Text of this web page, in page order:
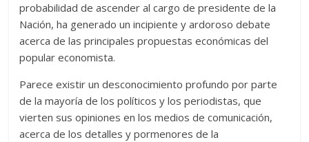
probabilidad de ascender al cargo de presidente de la
Nación, ha generado un incipiente y ardoroso debate
acerca de las principales propuestas económicas del
popular economista.
Parece existir un desconocimiento profundo por parte
de la mayoría de los políticos y los periodistas, que
vierten sus opiniones en los medios de comunicación,
acerca de los detalles y pormenores de la